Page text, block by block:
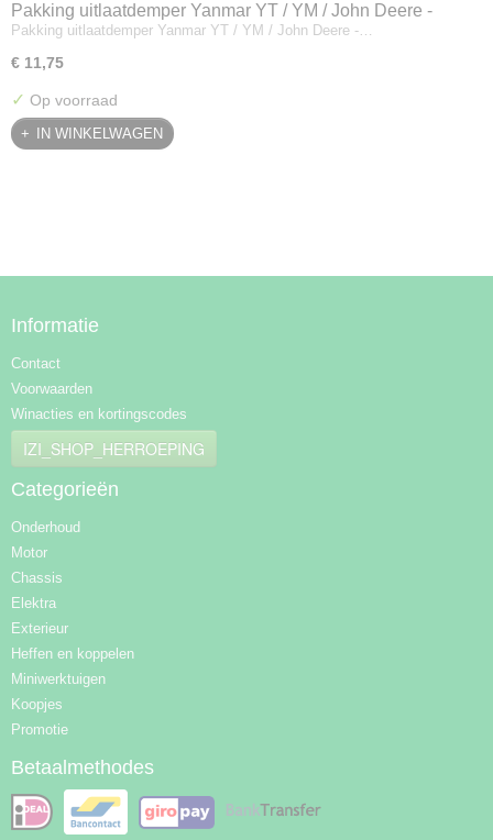
Pakking uitlaatdemper Yanmar YT / YM / John Deere -
128300-13230
Pakking uitlaatdemper Yanmar YT / YM / John Deere -…
€ 11,75
✓ Op voorraad
IN WINKELWAGEN
Informatie
Contact
Voorwaarden
Winacties en kortingscodes
IZI_SHOP_HERROEPING
Categorieën
Onderhoud
Motor
Chassis
Elektra
Exterieur
Heffen en koppelen
Miniwerktuigen
Koopjes
Promotie
Betaalmethodes